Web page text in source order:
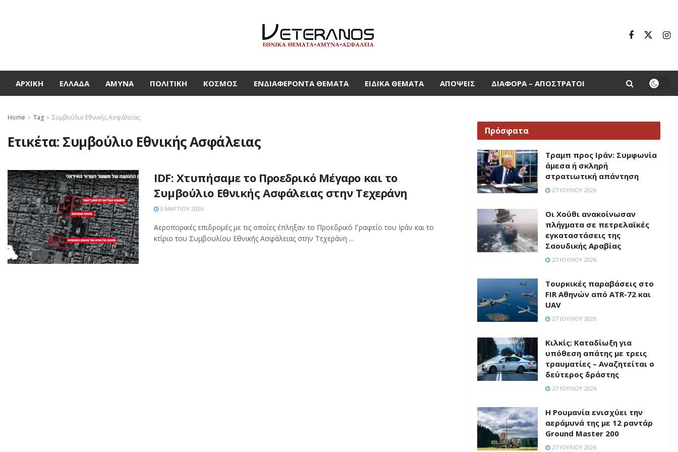
ΑΡΧΙΚΉ ΕΛΛΆΔΑ ΆΜΥΝΑ ΠΟΛΙΤΙΚΉ ΚΌΣΜΟΣ ΕΝΔΙΑΦΈΡΟΝΤΑ ΘΈΜΑΤΑ ΕΙΔΙΚΆ ΘΈΜΑΤΑ ΑΠΌΨΕΙΣ ΔΙΆΦΟΡΑ – ΑΠΌΣΤΡΑΤΟΙ
Home Tag Συμβούλιο Εθνικής Ασφάλειας
Ετικέτα: Συμβούλιο Εθνικής Ασφάλειας
IDF: Χτυπήσαμε το Προεδρικό Μέγαρο και το
Συμβούλιο Εθνικής Ασφάλειας στην Τεχεράνη
3 ΜΑΡΤΊΟΥ 2026
Αεροπορικές επιδρομές με τις οποίες έπληξαν το Προεδρικό Γραφείο του Ιράν και το
κτίριο του Συμβουλίου Εθνικής Ασφάλειας στην Τεχεράνη ...
Πρόσφατα
Τραμπ προς Ιράν: Συμφωνία
άμεσα ή σκληρή
στρατιωτική απάντηση
27 ΙΟΥΛΊΟΥ 2026
Οι Χούθι ανακοίνωσαν
πλήγματα σε πετρελαϊκές
εγκαταστάσεις της
Σαουδικής Αραβίας
27 ΙΟΥΛΊΟΥ 2026
Τουρκικές παραβάσεις στο
FIR Αθηνών από ATR-72 και
UAV
27 ΙΟΥΛΊΟΥ 2026
Κιλκίς: Καταδίωξη για
υπόθεση απάτης με τρεις
τραυματίες – Αναζητείται ο
δεύτερος δράστης
27 ΙΟΥΛΊΟΥ 2026
Η Ρουμανία ενισχύει την
αεράμυνά της με 12 ραντάρ
Ground Master 200
27 ΙΟΥΛΊΟΥ 2026